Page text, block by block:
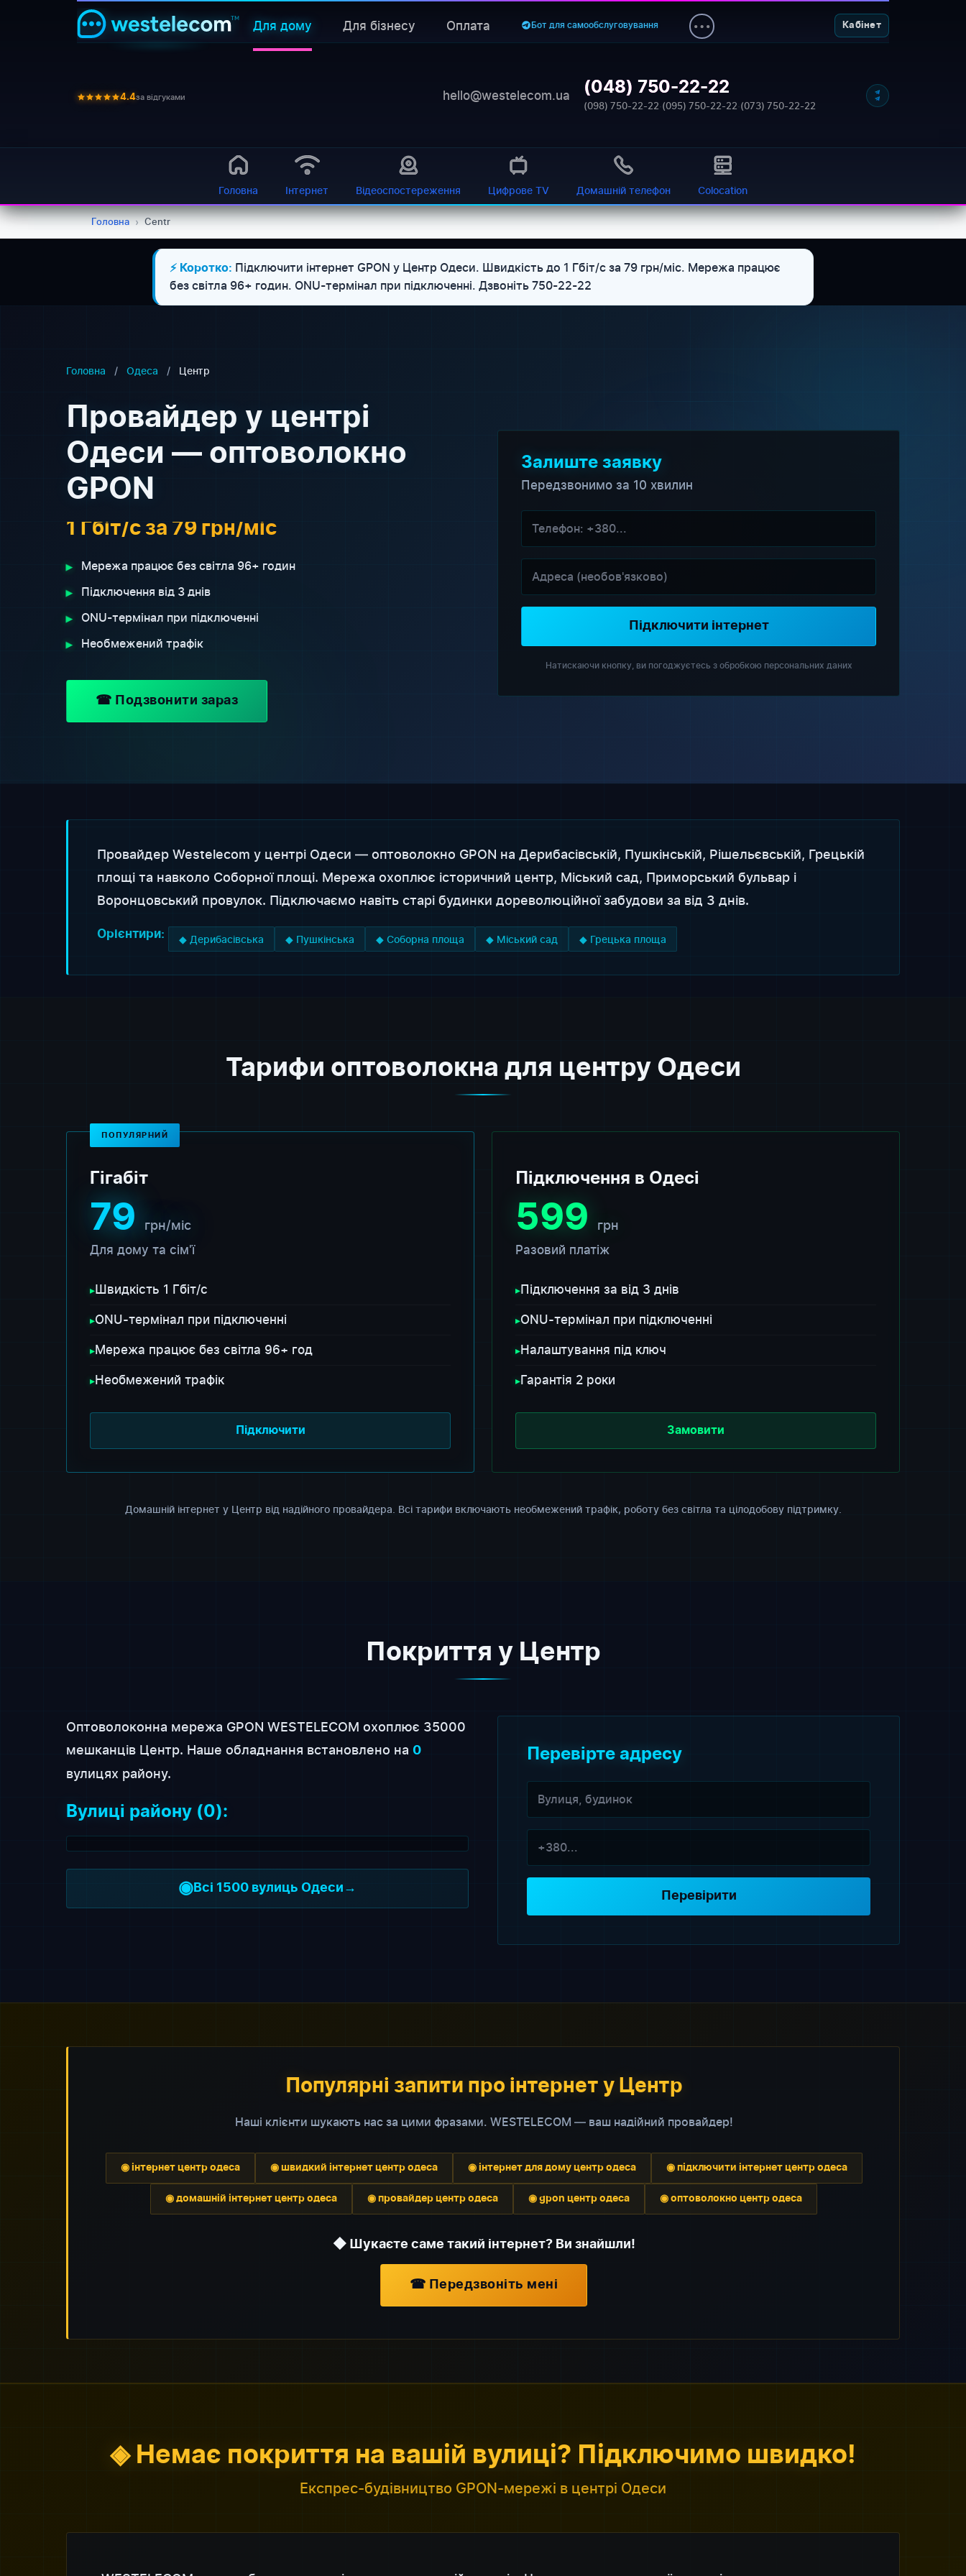
Для дому Для бізнесу Оплата Бот для самообслуговування Кабінет
4.4за відгуками hello@westelecom.ua (048) 750-22-22
(098) 750-22-22·(095) 750-22-22·(073) 750-22-22
Головна Інтернет Відеоспостереження Цифрове TV Домашній телефон Colocation
Головна › Centr
⚡ Коротко: Підключити інтернет GPON у Центр Одеси. Швидкість до 1 Гбіт/с за 79 грн/міс. Мережа працює
без світла 96+ годин. ONU-термінал при підключенні. Дзвоніть 750-22-22
Головна / Одеса / Центр
Провайдер у центрі
Одеси — оптоволокно
GPON
1 Гбіт/с за 79 грн/міс
▸ Мережа працює без світла 96+ годин
▸ Підключення від 3 днів
▸ ONU-термінал при підключенні
▸ Необмежений трафік
☎ Подзвонити зараз
Залиште заявку
Передзвонимо за 10 хвилин
Підключити інтернет
Натискаючи кнопку, ви погоджуєтесь з обробкою персональних даних
Провайдер Westelecom у центрі Одеси — оптоволокно GPON на Дерибасівській, Пушкінській, Рішельєвській, Грецькій
площі та навколо Соборної площі. Мережа охоплює історичний центр, Міський сад, Приморський бульвар і
Воронцовський провулок. Підключаємо навіть старі будинки дореволюційної забудови за від 3 днів.
Орієнтири: ◆ Дерибасівська ◆ Пушкінська ◆ Соборна площа ◆ Міський сад ◆ Грецька площа
Тарифи оптоволокна для центру Одеси
ПОПУЛЯРНИЙ
Гігабіт
79 грн/міс
Для дому та сім'ї
▸Швидкість 1 Гбіт/с
▸ONU-термінал при підключенні
▸Мережа працює без світла 96+ год
▸Необмежений трафік
Підключити
Підключення в Одесі
599 грн
Разовий платіж
▸Підключення за від 3 днів
▸ONU-термінал при підключенні
▸Налаштування під ключ
▸Гарантія 2 роки
Замовити
Домашній інтернет у Центр від надійного провайдера. Всі тарифи включають необмежений трафік, роботу без світла та цілодобову підтримку.
Покриття у Центр
Оптоволоконна мережа GPON WESTELECOM охоплює 35000
мешканців Центр. Наше обладнання встановлено на 0
вулицях району.
Вулиці району (0):
◉ Всі 1500 вулиць Одеси →
Перевірте адресу
Перевірити
Популярні запити про інтернет у Центр
Наші клієнти шукають нас за цими фразами. WESTELECOM — ваш надійний провайдер!
◉ інтернет центр одеса ◉ швидкий інтернет центр одеса ◉ інтернет для дому центр одеса ◉ підключити інтернет центр одеса
◉ домашній інтернет центр одеса ◉ провайдер центр одеса ◉ gpon центр одеса ◉ оптоволокно центр одеса
◆ Шукаєте саме такий інтернет? Ви знайшли!
☎ Передзвоніть мені
◈ Немає покриття на вашій вулиці? Підключимо швидко!
Експрес-будівництво GPON-мережі в центрі Одеси